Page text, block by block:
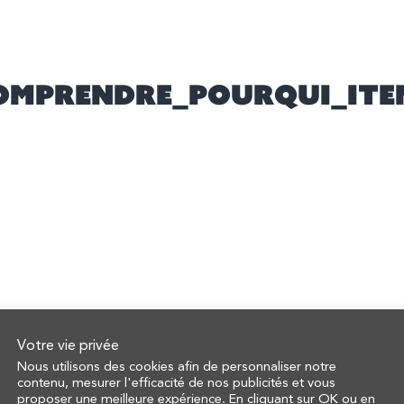
Votre vie privée
Nous utilisons des cookies afin de personnaliser notre
contenu, mesurer l'efficacité de nos publicités et vous
proposer une meilleure expérience. En cliquant sur OK ou en